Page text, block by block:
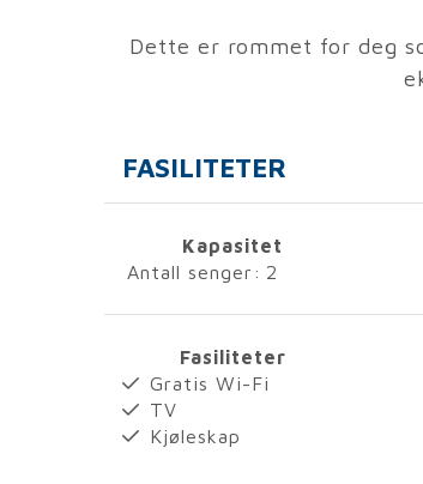
Dette er rommet for deg
FASILITETER
Kapasitet
Antall senger: 2
Fasiliteter
Gratis Wi-Fi
TV
Kjøleskap